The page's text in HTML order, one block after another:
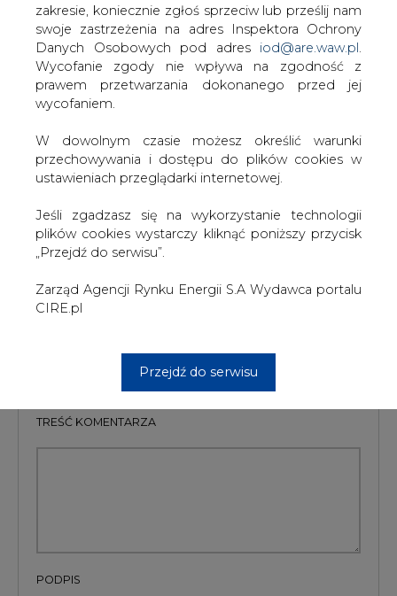
zakresie, koniecznie zgłoś sprzeciw lub prześlij nam
swoje zastrzeżenia na adres Inspektora Ochrony
Danych Osobowych pod adres iod@are.waw.pl
Wycofanie zgody nie wpływa na zgodność z
prawem przetwarzania dokonanego przed jej
wycofaniem.
W dowolnym czasie możesz określić warunki
przechowywania i dostępu do plików cookies w
ustawieniach przeglądarki internetowej.
Jeśli zgadzasz się na wykorzystanie technologii
plików cookies wystarczy kliknąć poniższy przycisk
„Przejdź do serwisu”.
Zarząd Agencji Rynku Energii S.A Wydawca portalu
CIRE.pl
Przejdź do serwisu
MOL zakłada, że ceny ropy w tym roku wyniosą 35-50
USD za baryłkę. Marża rafineryjna spółki ma wynieść 4-5
USD/bbl wobec 6,1 USD/bbl w 2015 roku i 3,4 USD/bbl w
2014 roku, a zintegrowana marża petrochemiczna 500-
600 euro/tonę wobec 680 euro/tonę w 2015 roku i 359
euro/tonę rok wcześniej.
W I połowie 2016 roku marża rafineryjna grupy MOL
wyniosła 5,7 USD za baryłkę, a zintegrowana marża
petrochemiczna 679 euro/tonę.
#paliwa #świat
Wydawca portalu CIRE zgadza się na włączenie publikacji do
szkoleń treningowych LLM.
KOMENTARZE
TREŚĆ KOMENTARZA
PODPIS